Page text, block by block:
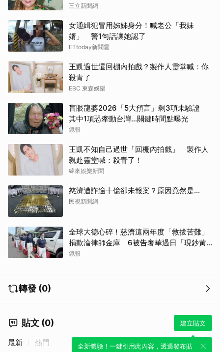
三立新聞網
女通緝犯冒用姊姊身分！喊老公「我妹
婿」 警1句話讓她認了
ETtoday新聞雲
王凱過世還回棚內拍戲？製作人靈堂喊：你
殺青了
EBC 東森娛樂
盲眼龍婆2026「5大預言」剩3項未驗證
其中1項恐牽動台灣...關鍵時間點曝光
鏡報
王凱不知自己過世「回棚內拍戲」 製作人
親赴靈堂喊：殺青了！
緯來娛樂新聞
慈濟遭詐逾十億卻未報案？原因竟然是...
民視新聞網
全球大德心碎！慈濟這兩年度「救拔苦難」
捐款淪律師金庫 6被告奢華過日「現鈔黃
金淹腳目」
鏡報
轉發 (0)
貼文 (0) 建立貼文
全新體驗！一鍵引用此內容，透過發布貼
最新 熱門
取消